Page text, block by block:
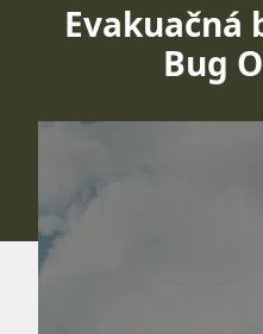
Evakuačná
Bug